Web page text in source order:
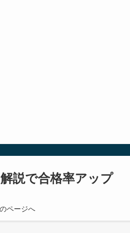
に行い、合格を目指しましょう。最新の試
説で合格率アップ
ページへ